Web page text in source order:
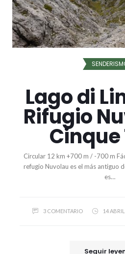
Lago di
Rifugio
Cinque
Circular 12 km +700 m / -700 m
refugio Nuvolau es el más antiguo
es…
3 COMENTARIO 14
Seguir